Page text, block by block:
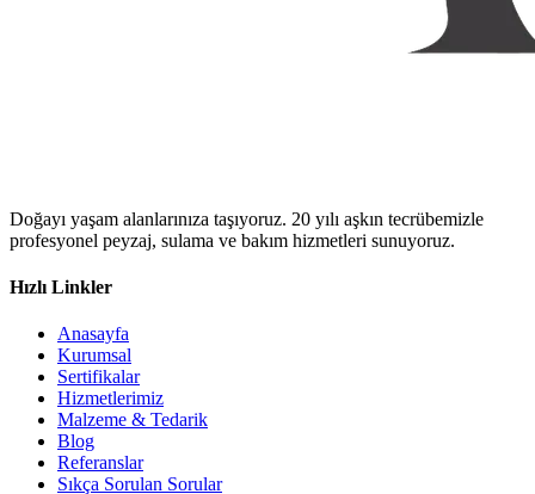
Doğayı yaşam alanlarınıza taşıyoruz. 20 yılı aşkın tecrübemizle
profesyonel peyzaj, sulama ve bakım hizmetleri sunuyoruz.
Hızlı Linkler
Anasayfa
Kurumsal
Sertifikalar
Hizmetlerimiz
Malzeme & Tedarik
Blog
Referanslar
Sıkça Sorulan Sorular